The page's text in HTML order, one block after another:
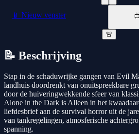
📱 Nieuw venster
🚨
📝 Beschrijving
Stap in de schaduwrijke gangen van Evil
landhuis doordrenkt van onuitspreekbare
door de huiveringwekkende sfeer van
Alone in the Dark is Alleen in het
liefdesbrief aan de survival horror uit de
van tankregelingen, atmosferische
spanning.